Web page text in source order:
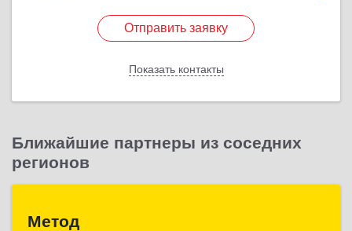
Отправить заявку
Показать контакты
Отправить заявку
Назад
Ближайшие партнеры из соседних
регионов
Метод